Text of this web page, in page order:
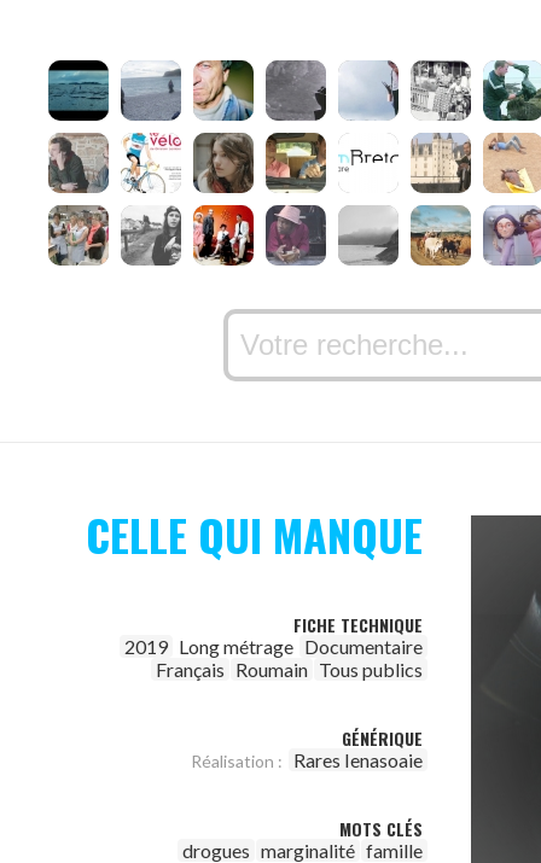
CELLE QUI MANQUE
FICHE TECHNIQUE
2019 Long métrage Documentaire
Français Roumain Tous publics
GÉNÉRIQUE
Réalisation : Rares Ienasoaie
MOTS CLÉS
drogues marginalité famille